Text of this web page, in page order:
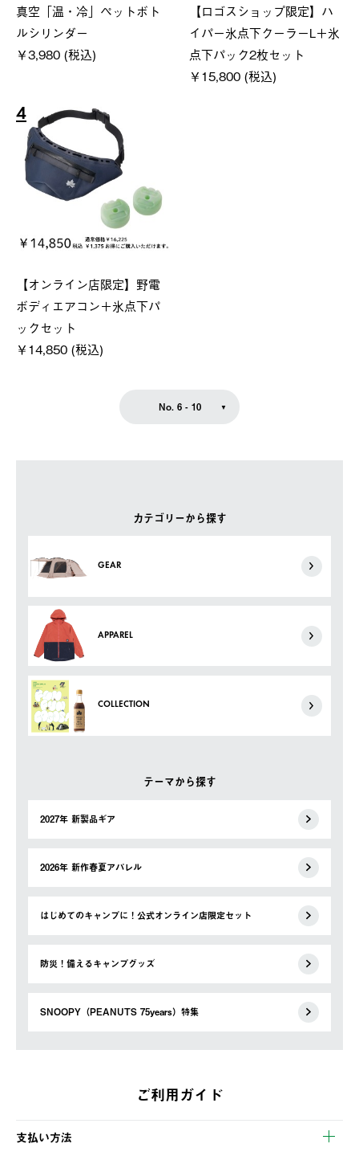
カテゴリーから探す
GEAR
APPAREL
COLLECTION
テーマから探す
2027年 新製品ギア
2026年 新作春夏アパレル
はじめてのキャンプに！公式オンライン店限定セット
防災！備えるキャンプグッズ
SNOOPY（PEANUTS 75years）特集
真空「温・冷」ペットボト
ルシリンダー
￥3,980 (税込)
【ロゴスショップ限定】ハ
イパー氷点下クーラーL＋氷
点下パック2枚セット
￥15,800 (税込)
4
【オンライン店限定】野電
ボディエアコン＋氷点下パ
ックセット
￥14,850 (税込)
No. 6 - 10
ご利用ガイド
支払い方法